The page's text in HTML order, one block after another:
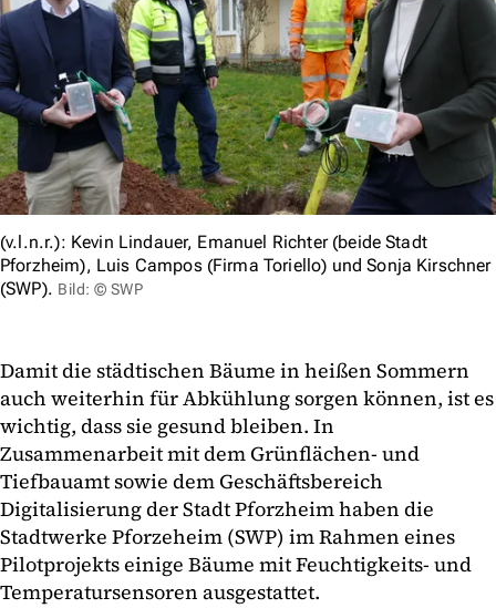
(v.l.n.r.): Kevin Lindauer, Emanuel Richter (beide Stadt
Pforzheim), Luis Campos (Firma Toriello) und Sonja Kirschner
(SWP). Bild: © SWP
Damit die städtischen Bäume in heißen Sommern
auch weiterhin für Abkühlung sorgen können, ist es
wichtig, dass sie gesund bleiben. In
Zusammenarbeit mit dem Grünflächen- und
Tiefbauamt sowie dem Geschäftsbereich
Digitalisierung der Stadt Pforzheim haben die
Stadtwerke Pforzeheim (SWP) im Rahmen eines
Pilotprojekts einige Bäume mit Feuchtigkeits- und
Temperatursensoren ausgestattet.